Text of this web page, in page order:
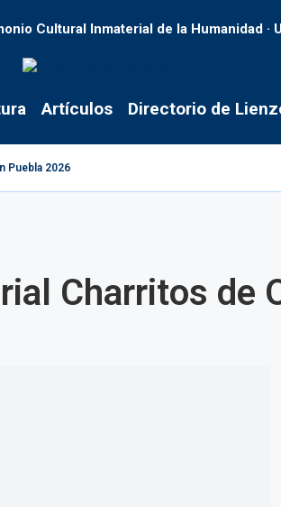
Cultural Inmaterial de la Humanidad ·
Artículos Directorio de
Puebla 2026
Charritos de